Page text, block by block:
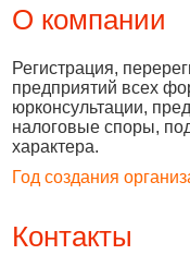
О компании
Регистрация,
предприятий всех
юрконсультации,
налоговые споры,
характера.
Год создания
Контакты